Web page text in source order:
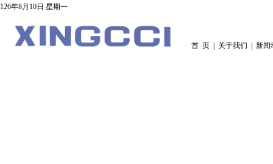
126年8月10日 星期一
首 页 关于我们 新闻